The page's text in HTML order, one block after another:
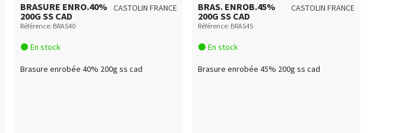
BRASURE ENRO.40%
200G SS CAD
CASTOLIN FRANCE
Référence: BRAS40
En stock
Brasure enrobée 40% 200g ss cad
BRAS. ENROB.45%
200G SS CAD
CASTOLIN FRANCE
Référence: BRAS45
En stock
Brasure enrobée 45% 200g ss cad